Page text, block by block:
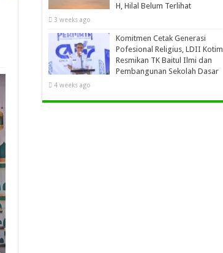
H, Hilal Belum Terlihat
3 weeks ago
Komitmen Cetak Generasi
Pofesional Religius, LDII Kotim
Resmikan TK Baitul Ilmi dan
Pembangunan Sekolah Dasar
4 weeks ago